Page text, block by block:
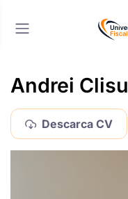
Andrei Clisu
Descarca CV